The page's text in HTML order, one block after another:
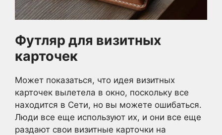
Футляр для визитных
карточек
Может показаться, что идея визитных
карточек вылетела в окно, поскольку все
находится в Сети, но вы можете ошибаться.
Люди все еще используют их, и они все еще
раздают свои визитные карточки на